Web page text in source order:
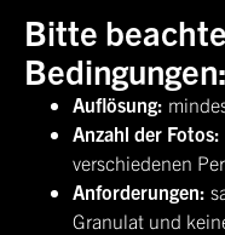
Bitte
Bedingungen:
Auflösung:
Anzahl der Fotos:
verschiedenen
Anforderungen:
Granulat und